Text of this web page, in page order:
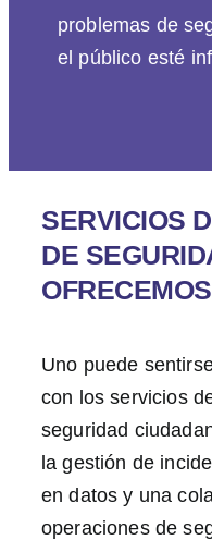
problemas de
el público esté
SERVICIOS
DE
Uno puede
con los servicios
seguridad
la gestión de
en datos y una
operaciones de